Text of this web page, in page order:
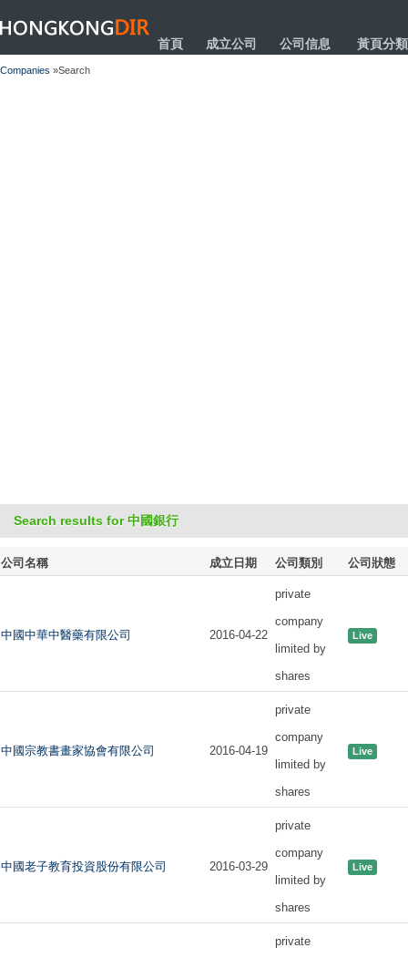
HONGKONGDIR
首頁 成立公司 公司信息 黃頁分類
Companies »Search
Search results for 中國銀行
公司名稱 成立日期 公司類別 公司狀態
中國中華中醫藥有限公司 2016-04-22
private
company
limited by
shares
Live
中國宗教書畫家協會有限公司 2016-04-19
private
company
limited by
shares
Live
中國老子教育投資股份有限公司 2016-03-29
private
company
limited by
shares
Live
private